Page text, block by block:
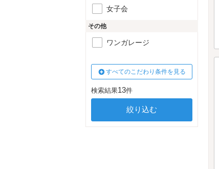
女子会
その他
ワンガレージ
すべてのこだわり条件を見る
検索結果13件